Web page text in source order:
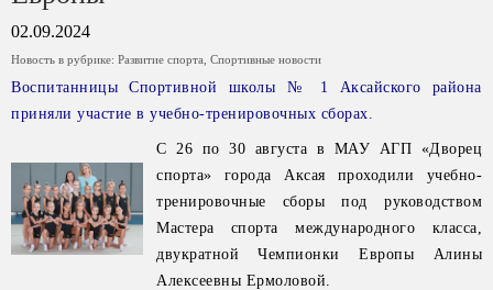
02.09.2024
Новость в рубрике: Развитие спорта Спортивные новости
Воспитанницы Спортивной школы № 1 Аксайского района
приняли участие в учебно-тренировочных сборах.
С 26 по 30 августа в МАУ АГП «Дворец
спорта» города Аксая проходили учебно-
тренировочные сборы под руководством
Мастера спорта международного класса,
двукратной Чемпионки Европы Алины
Алексеевны Ермоловой.